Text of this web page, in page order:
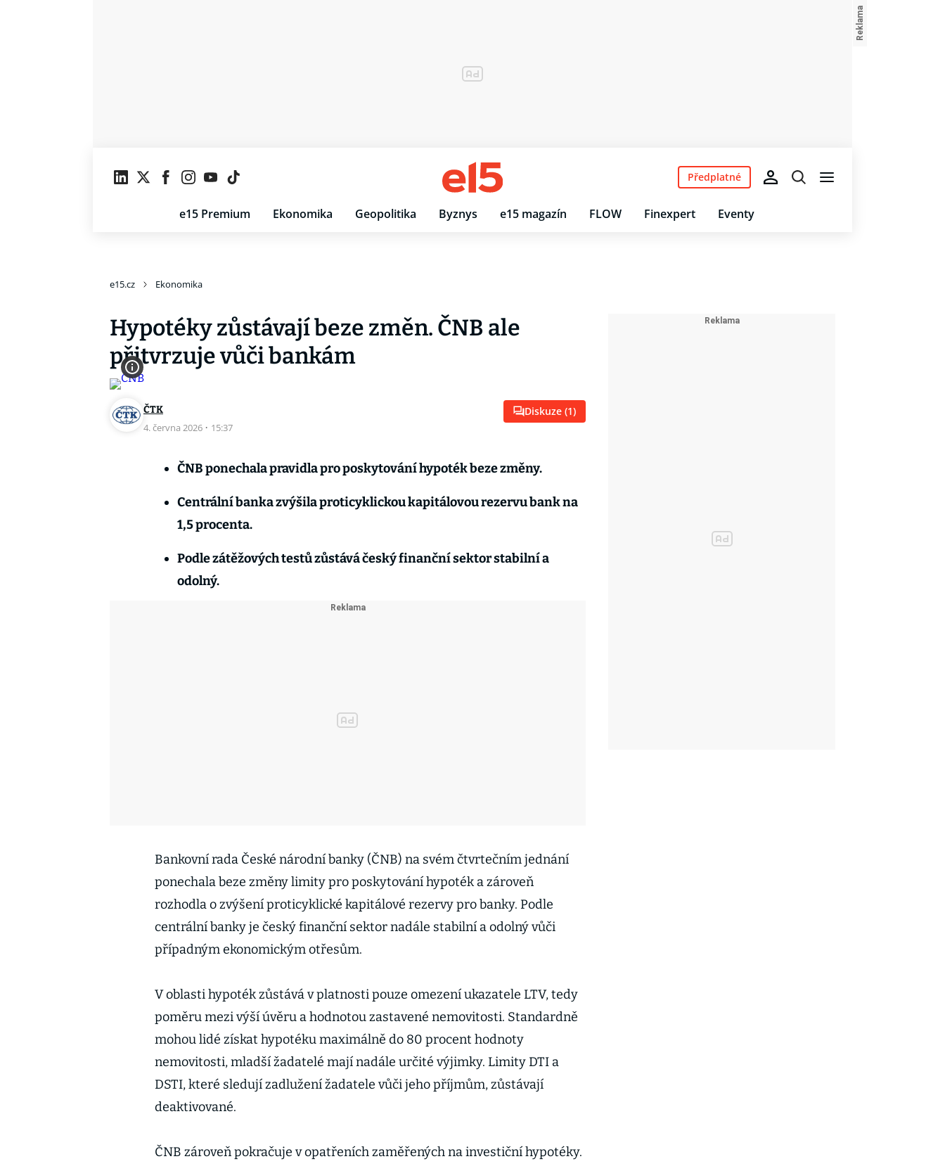
e15 Premium Ekonomika Geopolitika Byznys e15 magazín FLOW Finexpert Eventy
Předplatné
e15.cz Ekonomika
Hypotéky zůstávají beze změn. ČNB ale
přitvrzuje vůči bankám
ČTK
4. června 2026 · 15:37
Diskuze (1)
ČNB ponechala pravidla pro poskytování hypoték beze změny.
Centrální banka zvýšila proticyklickou kapitálovou rezervu bank na
1,5 procenta.
Podle zátěžových testů zůstává český finanční sektor stabilní a
odolný.
Bankovní rada České národní banky (ČNB) na svém čtvrtečním jednání
ponechala beze změny limity pro poskytování hypoték a zároveň
rozhodla o zvýšení proticyklické kapitálové rezervy pro banky. Podle
centrální banky je český finanční sektor nadále stabilní a odolný vůči
případným ekonomickým otřesům.
V oblasti hypoték zůstává v platnosti pouze omezení ukazatele LTV, tedy
poměru mezi výší úvěru a hodnotou zastavené nemovitosti. Standardně
mohou lidé získat hypotéku maximálně do 80 procent hodnoty
nemovitosti, mladší žadatelé mají nadále určité výjimky. Limity DTI a
DSTI, které sledují zadlužení žadatele vůči jeho příjmům, zůstávají
deaktivované.
ČNB zároveň pokračuje v opatřeních zaměřených na investiční hypotéky.